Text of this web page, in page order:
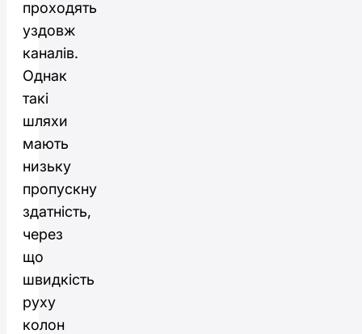
проходять
уздовж
каналів.
Однак
такі
шляхи
мають
низьку
пропускну
здатність,
через
що
швидкість
руху
колон